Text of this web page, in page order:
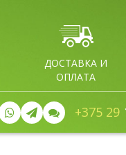
ДОСТАВКА И
ОПЛАТА
+375 29